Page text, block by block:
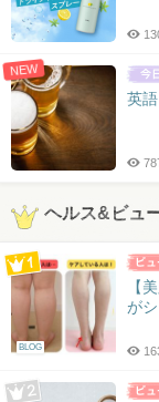
NEW
英
ヘルス&ビュ
BLOG
【
が